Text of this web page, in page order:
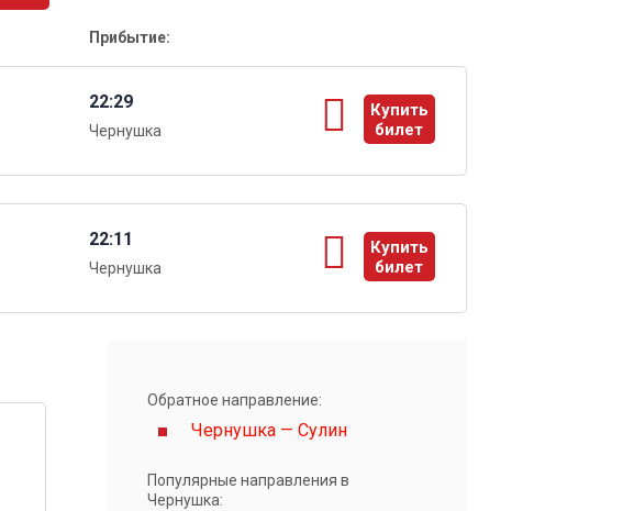
Прибытие:
22:29
Чернушка
Купить
билет
ы
22:11
Чернушка
Купить
билет
ы
Обратное направление:
Чернушка — Сулин
Популярные направления в
Чернушка: